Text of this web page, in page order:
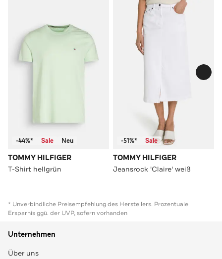
-44%* Sale Neu
TOMMY HILFIGER
T-Shirt hellgrün
-51%* Sale
TOMMY HILFIGER
Jeansrock 'Claire' weiß
* Unverbindliche Preisempfehlung des Herstellers. Prozentuale
Ersparnis ggü. der UVP, sofern vorhanden
Unternehmen
Über uns